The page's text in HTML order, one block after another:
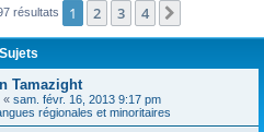
c
résultats 1 2 3 4
Sujets
Tamazight
« sam. févr. 16, 2013 9:17 pm
régionales et minoritaires